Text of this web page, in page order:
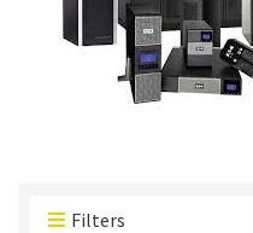
Filters